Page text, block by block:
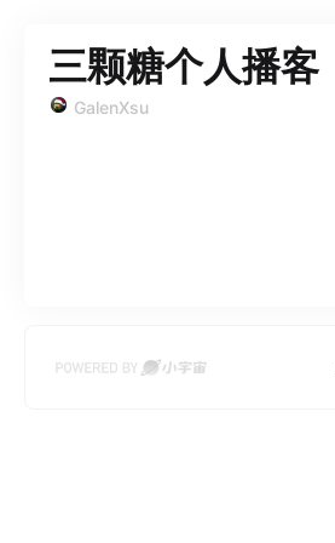
三颗糖个人播客
GalenXsu